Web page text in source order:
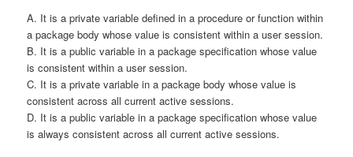
A. It is a private variable defined in a procedure or function within
a package body whose value is consistent within a user session.
B. It is a public variable in a package specification whose value
is consistent within a user session.
C. It is a private variable in a package body whose value is
consistent across all current active sessions.
D. It is a public variable in a package specification whose value
is always consistent across all current active sessions.